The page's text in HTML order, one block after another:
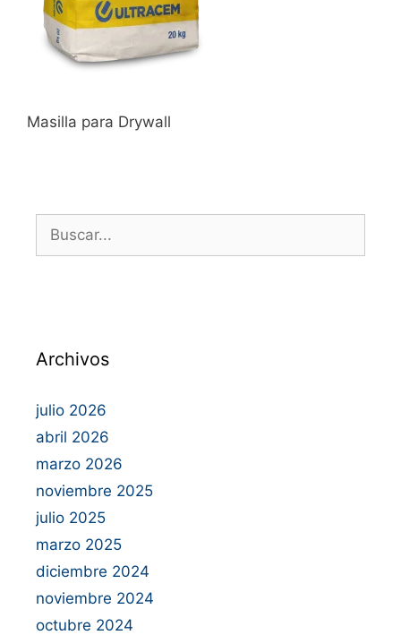
Masilla para Drywall
Archivos
julio 2026
abril 2026
marzo 2026
noviembre 2025
julio 2025
marzo 2025
diciembre 2024
noviembre 2024
octubre 2024